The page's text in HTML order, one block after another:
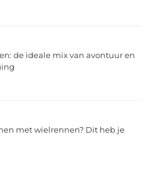
de ideale mix van avontuur en
met wielrennen? Dit heb je